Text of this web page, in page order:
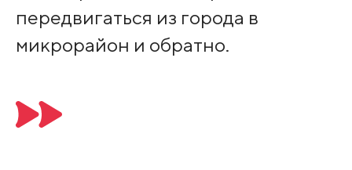
передвигаться из города в
микрорайон и обратно.